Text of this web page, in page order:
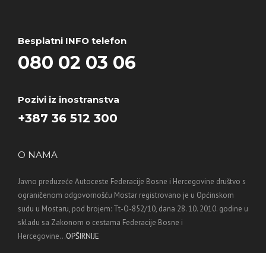
Besplatni INFO telefon
080 02 03 06
Pozivi iz inostranstva
+387 36 512 300
O NAMA
Javno preduzeće Autoceste Federacije Bosne i Hercegovine društvo s
ograničenom odgovornošću Mostar registrovano je u Općinskom
sudu u Mostaru, pod brojem: Tt-O-852/10, dana 28. 10. 2010. godine u
skladu sa Zakonom o cestama Federacije Bosne i
Hercegovine...OPŠIRNIJE